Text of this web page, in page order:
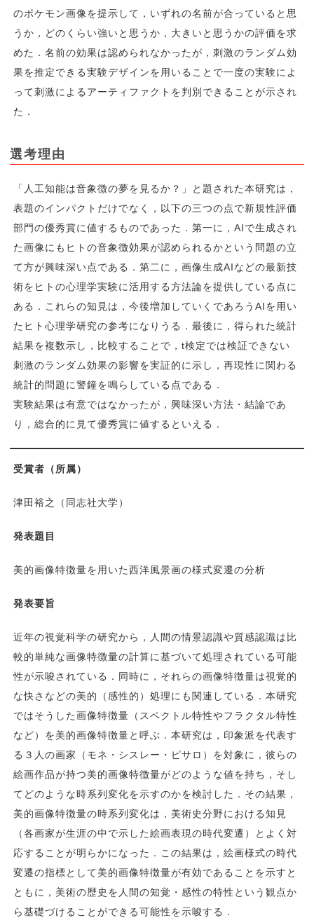
のポケモン画像を提示して，いずれの名前が合っていると思
うか，どのくらい強いと思うか，大きいと思うかの評価を求
めた．名前の効果は認められなかったが，刺激のランダム効
果を推定できる実験デザインを用いることで一度の実験によ
って刺激によるアーティファクトを判別できることが示され
た．
選考理由
「人工知能は音象徴の夢を見るか？」と題された本研究は，
表題のインパクトだけでなく，以下の三つの点で新規性評価
部門の優秀賞に値するものであった．第一に，AIで生成され
た画像にもヒトの音象徴効果が認められるかという問題の立
て方が興味深い点である．第二に，画像生成AIなどの最新技
術をヒトの心理学実験に活用する方法論を提供している点に
ある．これらの知見は，今後増加していくであろうAIを用い
たヒト心理学研究の参考になりうる．最後に，得られた統計
結果を複数示し，比較することで，t検定では検証できない
刺激のランダム効果の影響を実証的に示し，再現性に関わる
統計的問題に警鐘を鳴らしている点である．
実験結果は有意ではなかったが，興味深い方法・結論であ
り，総合的に見て優秀賞に値するといえる．
受賞者（所属）
津田裕之（同志社大学）
発表題目
美的画像特徴量を用いた西洋風景画の様式変遷の分析
発表要旨
近年の視覚科学の研究から，人間の情景認識や質感認識は比
較的単純な画像特徴量の計算に基づいて処理されている可能
性が示唆されている．同時に，それらの画像特徴量は視覚的
な快さなどの美的（感性的）処理にも関連している．本研究
ではそうした画像特徴量（スペクトル特性やフラクタル特性
など）を美的画像特徴量と呼ぶ．本研究は，印象派を代表す
る３人の画家（モネ・シスレー・ピサロ）を対象に，彼らの
絵画作品が持つ美的画像特徴量がどのような値を持ち，そし
てどのような時系列変化を示すのかを検討した．その結果，
美的画像特徴量の時系列変化は，美術史分野における知見
（各画家が生涯の中で示した絵画表現の時代変遷）とよく対
応することが明らかになった．この結果は，絵画様式の時代
変遷の指標として美的画像特徴量が有効であることを示すと
ともに，美術の歴史を人間の知覚・感性の特性という観点か
ら基礎づけることができる可能性を示唆する．